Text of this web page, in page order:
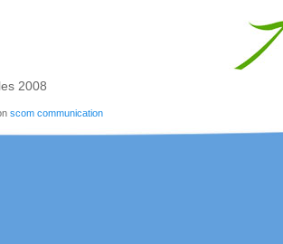
2008
scom communication